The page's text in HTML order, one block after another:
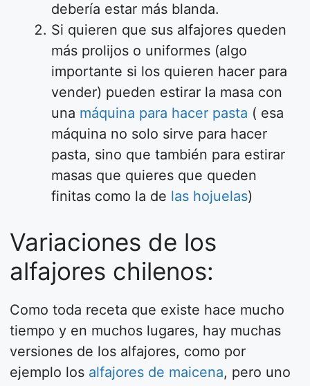
debería estar más blanda.
Si quieren que sus alfajores queden
más prolijos o uniformes (algo
importante si los quieren hacer para
vender) pueden estirar la masa con
una máquina para hacer pasta ( esa
máquina no solo sirve para hacer
pasta, sino que también para estirar
masas que quieres que queden
finitas como la de las hojuelas)
Variaciones de los
alfajores chilenos:
Como toda receta que existe hace mucho
tiempo y en muchos lugares, hay muchas
versiones de los alfajores, como por
ejemplo los alfajores de maicena, pero uno